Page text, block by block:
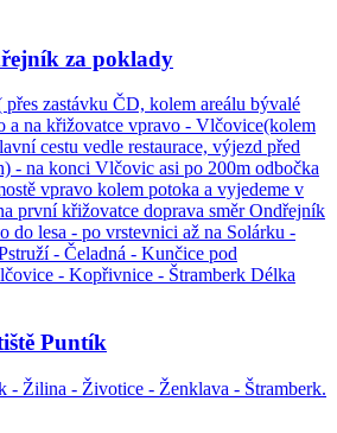
za poklady
zastávku ČD, kolem areálu bývalé
a na křižovatce vpravo - Vlčovice(kolem
cestu vedle restaurace, výjezd před
- na konci Vlčovic asi po 200m odbočka
vpravo kolem potoka a vyjedeme v
první křižovatce doprava směr Ondřejník
do lesa - po vrstevnici až na Solárku -
- Čeladná - Kunčice pod
- Kopřivnice - Štramberk Délka
Puntík
- Žilina - Životice - Ženklava - Štramberk.